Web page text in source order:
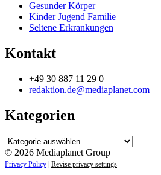
Gesunder Körper
Kinder Jugend Familie
Seltene Erkrankungen
Kontakt
+49 30 887 11 29 0
redaktion.de@mediaplanet.com
Kategorien
Kategorien
© 2026 Mediaplanet Group
Privacy Policy Revise privacy settings